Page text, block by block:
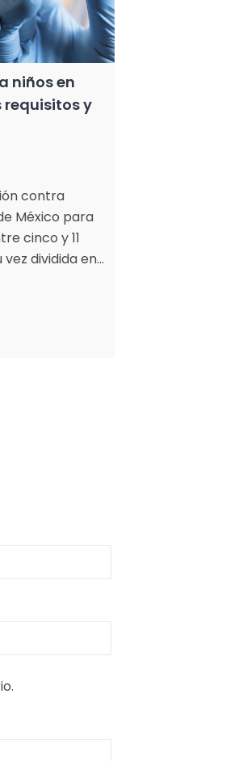
niños en
requisitos y
contra
México para
cinco y 11
dividida en…